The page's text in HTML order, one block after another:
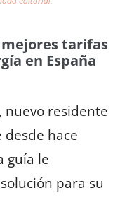
tarifas
en España
nuevo residente
hace
guía le
para su